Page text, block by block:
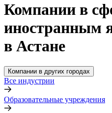
Компании в
иностранным
в Астане
Компании в других городах
Все индустрии
Образовательные учреждения